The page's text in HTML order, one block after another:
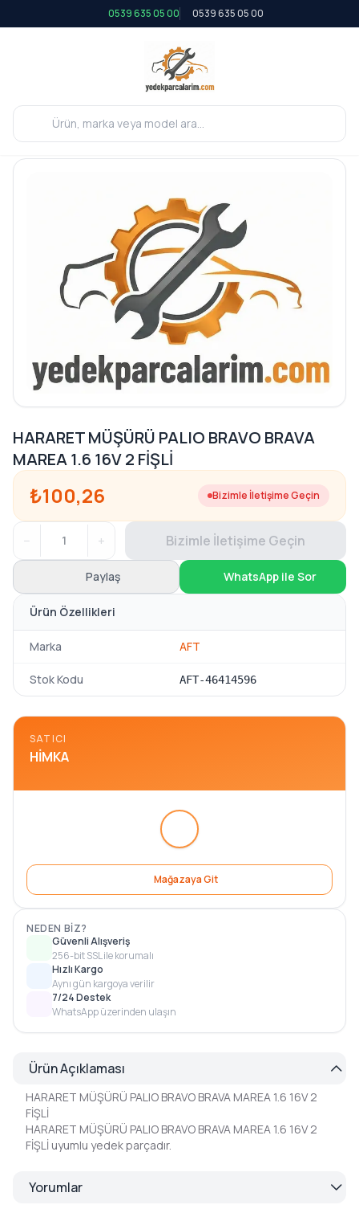
0539 635 05 00 0539 635 05 00
HARARET MÜŞÜRÜ PALIO BRAVO BRAVA
MAREA 1.6 16V 2 FİŞLİ
₺100,26 Bizimle İletişime Geçin
− + Bizimle İletişime Geçin
Paylaş WhatsApp ile Sor
Ürün Özellikleri
Marka AFT
Stok Kodu AFT-46414596
SATICI
HIMKA
Mağazaya Git
NEDEN BIZ?
Güvenli Alışveriş
256-bit SSL ile korumalı
Hızlı Kargo
Aynı gün kargoya verilir
7/24 Destek
WhatsApp üzerinden ulaşın
Ürün Açıklaması
HARARET MÜŞÜRÜ PALIO BRAVO BRAVA MAREA 1.6 16V 2
FİŞLİ
HARARET MÜŞÜRÜ PALIO BRAVO BRAVA MAREA 1.6 16V 2
FİŞLİ uyumlu yedek parçadır.
Yorumlar